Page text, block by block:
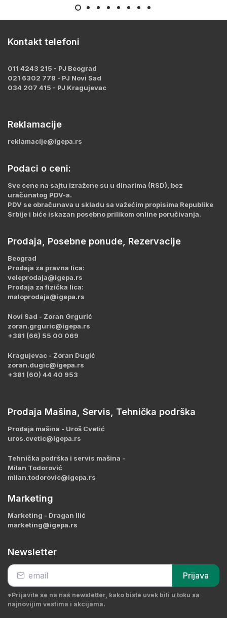
Kontakt telefoni
011 4243 215 - PJ Beograd
021 6302 778 - PJ Novi Sad
034 207 415 - PJ Kragujevac
Reklamacije
reklamacije@igepa.rs
Podaci o ceni:
Sve cene na sajtu izražene su u dinarima (RSD), bez
uračunatog PDV-a.
PDV se obračunava u skladu sa važećim propisima Republike
Srbije i biće iskazan posebno prilikom online poručivanja.
Prodaja, Posebne ponude, Rezervacije
Beograd
Prodaja za pravna lica:
veleprodaja@igepa.rs
Prodaja za fizička lica:
maloprodaja@igepa.rs
Novi Sad - Zoran Grgurić
zoran.grguric@igepa.rs
+381 (66) 55 00 069
Kragujevac - Zoran Dugić
zoran.dugic@igepa.rs
+381 (60) 44 40 953
Prodaja Mašina, Servis, Tehnička podrška
Prodaja mašina - Uroš Cvetić
uros.cvetic@igepa.rs
Tehnička podrška i servis mašina -
Milan Todorović
milan.todorovic@igepa.rs
Marketing
Marketing - Dragan Ilić
marketing@igepa.rs
Newsletter
Prijava
*Prijavite se na naš newsletter, kako biste uvek bili u toku sa
najnovijim vestima i akcijama.